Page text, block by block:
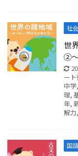
社会
世
②
ー
中学,
理,
年,
解力,
国語